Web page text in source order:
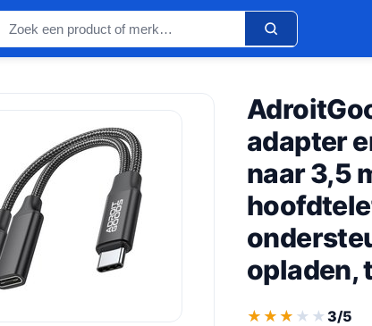
adapter
naar 3,5
opladen,
★★★★★
★★★★★ 3/5